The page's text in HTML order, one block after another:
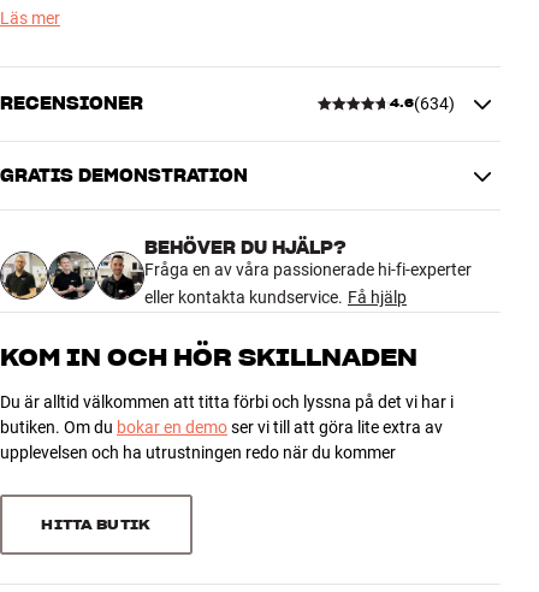
om du kompletterar med en trådlös Denon Home-subbas (köps
separat) har du en komplett trådlös stereoanläggning som utan
problem kan fylla ett mindre vardagsrum med bra stereoljud. Tack
vare det exklusiva utförandet i ljust eller mörkt tyg hittar du lätt en
placering som gör både högtalaren och inredningen full rättvisa.
Läs mer
RECENSIONER 4.6(634)
4.6
634 recensioner
3
2
Sortera efter
GRATIS DEMONSTRATION
BEHÖVER DU HJÄLP?
Fråga en av våra passionerade hi-fi-experter
eller kontakta kundservice. Få hjälp
KOM IN OCH HÖR SKILLNADEN
Du är alltid välkommen att titta förbi och lyssna på det vi har i
butiken. Om du bokar en demoser vi till att göra lite extra av
upplevelsen och ha utrustningen redo när du kommer
HITTA BUTIK